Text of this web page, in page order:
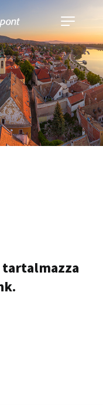
Navigáció
kinyitása